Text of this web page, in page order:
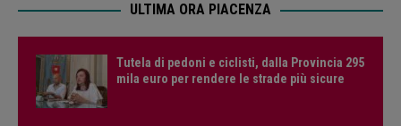
ULTIMA ORA PIACENZA
Tutela di pedoni e ciclisti, dalla Provincia 295
mila euro per rendere le strade più sicure